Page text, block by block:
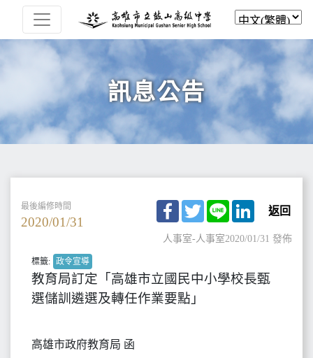
訊息公告
最後編修時間
2020/01/31
Facebook
TwitterLine LinkedIn
返回
人事室-人事室2020/01/31 發佈
標籤: 政令宣導
教育局訂定「高雄市立國民中小學校長甄
選儲訓遴選及轉任作業要點」
高雄市政府教育局 函